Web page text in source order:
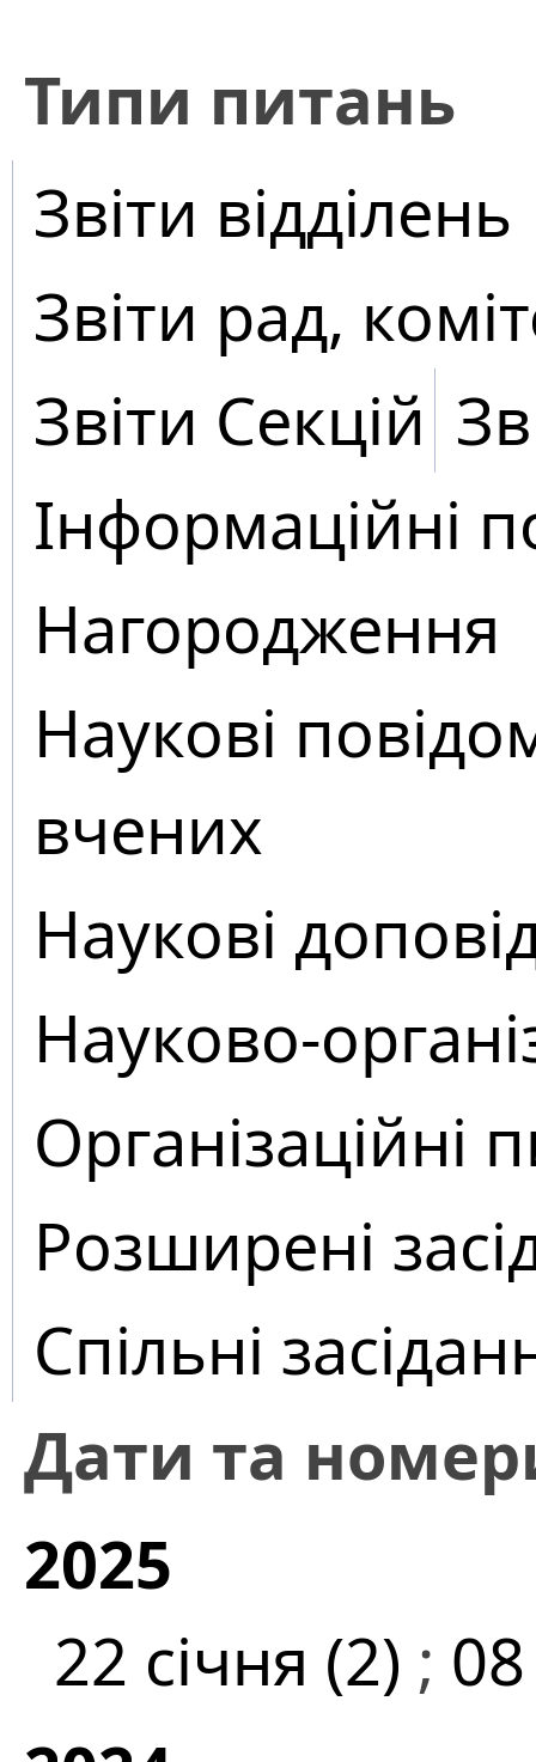
​Типи питань
Звіти відділень
Звіти рад,
Звіти Секцій
Інформаційні
Нагородження
Наукові
вчених
Наукові
Науково-
Організаційні
Розширені
Спільні
Дати та
2025
22 січня (2) ;